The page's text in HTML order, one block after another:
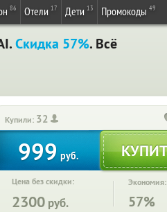
86 Отели 17 Дети 13 Промокоды 49
Скидка 57%. Всё
Купили: 32
999 руб.
Цена без скидки:
2300 руб.
Экономия:
57%